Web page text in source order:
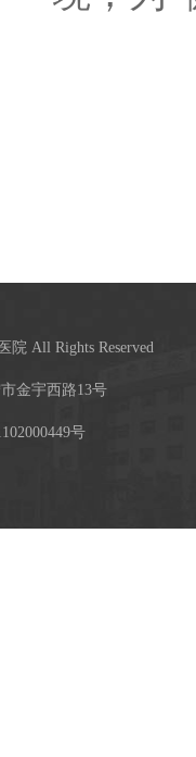
院 All Rights Reserved
金宇西路13号
号